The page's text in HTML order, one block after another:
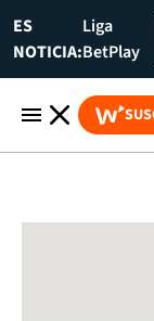
ES
NOTICIA:
Liga
BetPlay